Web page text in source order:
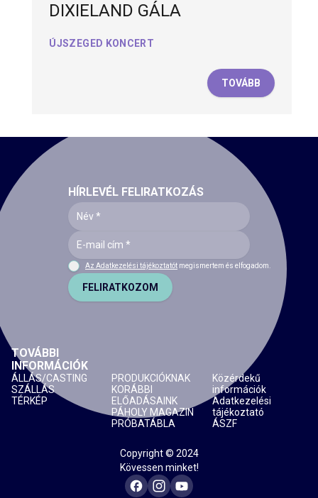
DIXIELAND GÁLA
ÚJSZEGED KONCERT
TOVÁBB
Copyright © 2024
Kövessen minket!
TOVÁBBI
INFORMÁCIÓK
ÁLLÁS/CASTING
SZÁLLÁS
TÉRKÉP
PRODUKCIÓKNAK
KORÁBBI
ELŐADÁSAINK
PÁHOLY MAGAZIN
PRÓBATÁBLA
Közérdekű
információk
Adatkezelési
tájékoztató
ÁSZF
HÍRLEVÉL FELIRATKOZÁS
Az Adatkezelési tájékoztatót megismertem és elfogadom.
FELIRATKOZOM